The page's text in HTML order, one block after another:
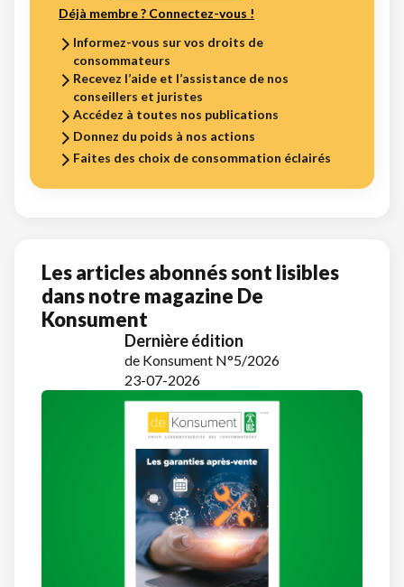
Déjà membre ? Connectez-vous !
Informez-vous sur vos droits de
consommateurs
Recevez l’aide et l’assistance de nos
conseillers et juristes
Accédez à toutes nos publications
Donnez du poids à nos actions
Faites des choix de consommation éclairés
Les articles abonnés sont lisibles
dans notre magazine De
Konsument
Dernière édition
de Konsument N°5/2026
23-07-2026